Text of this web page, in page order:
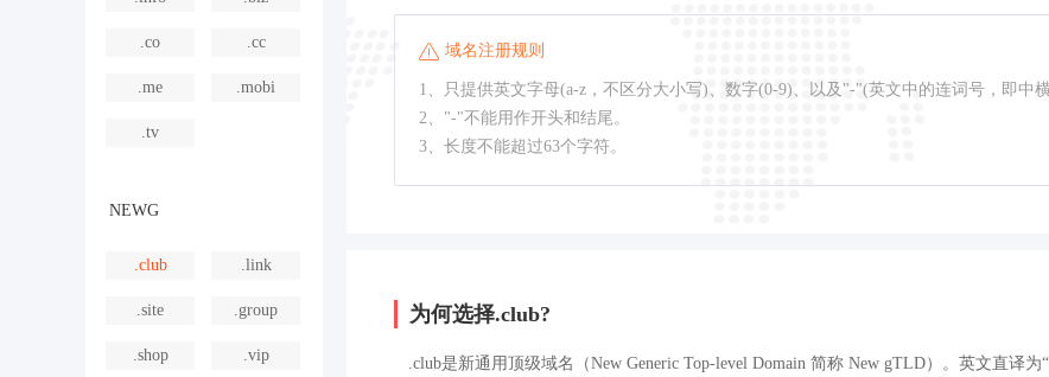
.co .cc
.me .mobi
.tv
NEWG
.club .link
.site .group
.shop .vip
域名注册规则
1、只提供英文字母(a-z，不区分大小写)、数字(0-9)、以及"-"(英文中的连词号，即中
2、"-"不能用作开头和结尾。
3、长度不能超过63个字符。
为何选择.club?
.club是新通用顶级域名（New Generic Top-level Domain 简称 New gTLD）。英文直译